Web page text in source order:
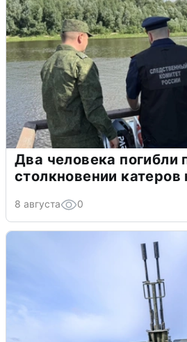
Два человека погибли
столкновении катеров
8 августа 0